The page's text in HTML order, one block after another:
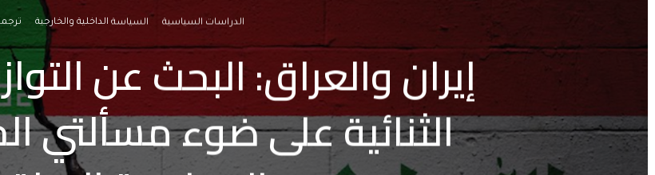
الدراسات السياسية السياسة الداخلية والخارجية
إیران والعراق: البحث عن
الثنائية على ضوء مسألتي